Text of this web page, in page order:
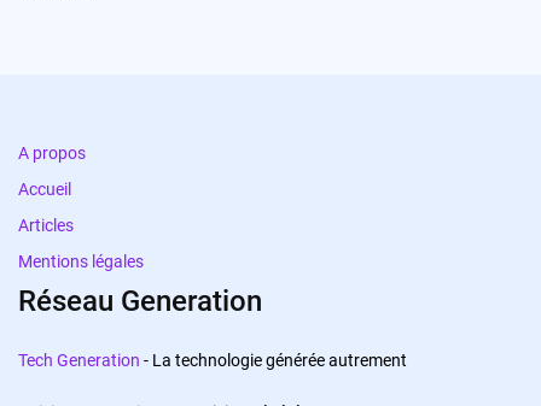
A propos
Accueil
Articles
Mentions légales
Réseau Generation
Tech Generation - La technologie générée autrement